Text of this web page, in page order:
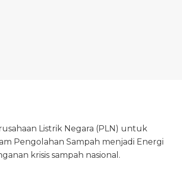
Listrik Negara (PLN) untuk
Pengolahan Sampah menjadi Energi
krisis sampah nasional.